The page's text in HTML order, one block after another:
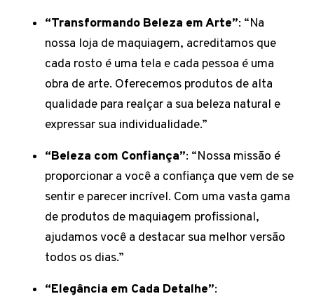
“Transformando Beleza em Arte”: “Na
nossa loja de maquiagem, acreditamos que
cada rosto é uma tela e cada pessoa é uma
obra de arte. Oferecemos produtos de alta
qualidade para realçar a sua beleza natural e
expressar sua individualidade.”
“Beleza com Confiança”: “Nossa missão é
proporcionar a você a confiança que vem de se
sentir e parecer incrível. Com uma vasta gama
de produtos de maquiagem profissional,
ajudamos você a destacar sua melhor versão
todos os dias.”
“Elegância em Cada Detalhe”: